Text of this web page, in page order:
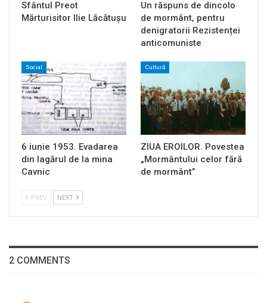
Sfântul Preot
Mărturisitor Ilie Lăcătușu
Un răspuns de dincolo
de mormânt, pentru
denigratorii Rezistenței
anticomuniste
Social
6 iunie 1953. Evadarea
din lagărul de la mina
Cavnic
Cultură
ZIUA EROILOR. Povestea
„Mormântului celor fără
de mormânt”
PREV NEXT
2 COMMENTS